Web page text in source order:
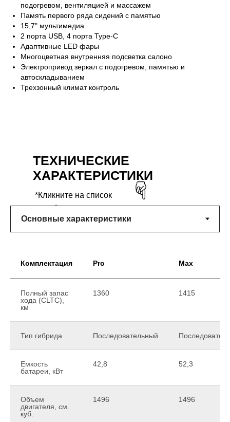
подогревом, вентиляцией и массажем
Память первого ряда сидений с памятью
15,7" мультимедиа
2 порта USB, 4 порта Туре-С
Адаптивные LED фары
Многоцветная внутренняя подсветка салоно
Электропривод зеркал с подогревом, памятью и
автоскладыванием
Трехзонный климат контроль
ТЕХНИЧЕСКИЕ
ХАРАКТЕРИСТИКИ
*Кликните на список
ниже*
Комплектация Pro Max
Полный запас
хода (CLTC),
км
1360 1415
Тип гибрида Последовательный
Емкость
батареи, кВт
42,8 52,3
Объем
двигателя, см.
куб.
1496 1496